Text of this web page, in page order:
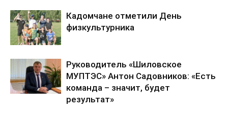
Кадомчане отметили День
физкультурника
Руководитель «Шиловское
МУПТЭС» Антон Садовников: «Есть
команда – значит, будет
результат»